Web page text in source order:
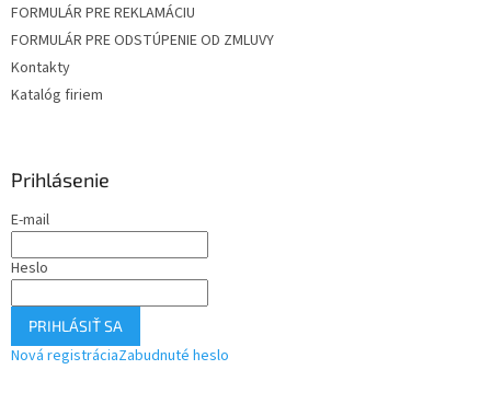
FORMULÁR PRE REKLAMÁCIU
FORMULÁR PRE ODSTÚPENIE OD ZMLUVY
Kontakty
Katalóg firiem
Prihlásenie
E-mail
Heslo
PRIHLÁSIŤ SA
Nová registráciaZabudnuté heslo